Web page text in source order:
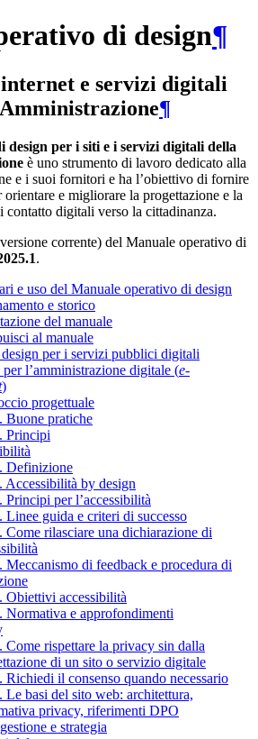
di design¶
e servizi digitali
¶
per i siti e i servizi digitali della
è uno strumento di lavoro dedicato alla
e i suoi fornitori e ha l’obiettivo di fornire
e migliorare la progettazione e la
contatto digitali verso la cittadinanza.
corrente) del Manuale operativo di
.
e uso del Manuale operativo di design
e storico
del manuale
al manuale
per i servizi pubblici digitali
l’amministrazione digitale (e-
)
progettuale
Buone pratiche
Principi
Definizione
Accessibilità by design
Principi per l’accessibilità
Linee guida e criteri di successo
Come rilasciare una dichiarazione di
Meccanismo di feedback e procedura di
Obiettivi accessibilità
Normativa e approfondimenti
Come rispettare la privacy sin dalla
di un sito o servizio digitale
Richiedi il consenso quando necessario
Le basi del sito web: architettura,
privacy, riferimenti DPO
e strategia